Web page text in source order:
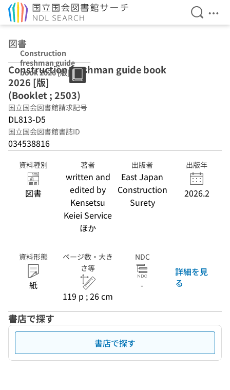
検索を
メ
図書
Construction
freshman guide
book 2026 [版]
(Booklet ; 2503)
Construction freshman guide book
2026 [版]
(Booklet ; 2503)
国立国会図書館請求記号
DL813-D5
国立国会図書館書誌ID
034538816
資料種別
図書
著者
written and
edited by
Kensetsu
Keiei Service
ほか
出版者
East Japan
Construction
Surety
出版年
2026.2
資料形態
紙
ページ数・大き
さ等
119 p ; 26 cm
NDC
-
詳細を見
る
書店で探す
書店で探す